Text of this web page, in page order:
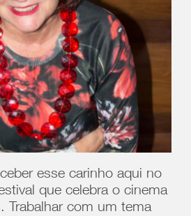
esse carinho aqui no
que celebra o cinema
Trabalhar com um tema